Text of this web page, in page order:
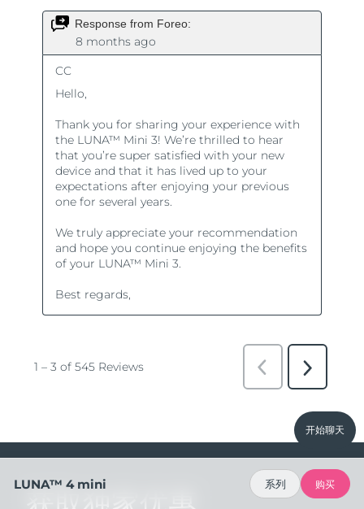
开始聊天
LUNA™ 4 mini 系列 购买